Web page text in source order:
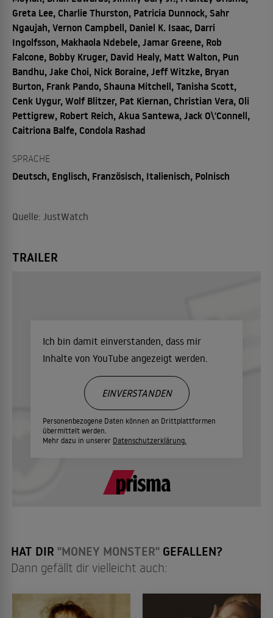
Greta Lee, Charlie Thurston, Patricia Dunnock, Sahr
Ngaujah, Vernon Campbell, Daniel K. Isaac, Darri
Ingolfsson, Makhaola Ndebele, Jamar Greene, Rob
Falcone, Bobby Kruger, David Healy, Matt Walton, Pun
Bandhu, Jake Choi, Nick Boraine, Jeff Witzke, Bryan
Burton, Frank Pando, Shauna Mitchell, Tanisha Scott,
Cenk Uygur, Wolf Blitzer, Pat Kiernan, Christian Vera, Oli
Pettigrew, Robert Reich, Akua Santewa, Jack O\'Connell,
Caitriona Balfe, Condola Rashad
SPRACHE
Deutsch, Englisch, Französisch, Italienisch, Polnisch
Quelle: JustWatch
TRAILER
Ich bin damit einverstanden, dass mir
Inhalte von YouTube angezeigt werden.
Personenbezogene Daten können an Drittplattformen
übermittelt werden.
Mehr dazu in unserer Datenschutzerklärung.
EINVERSTANDEN
HAT DIR "MONEY MONSTER" GEFALLEN?
Dann gefällt dir vielleicht auch: